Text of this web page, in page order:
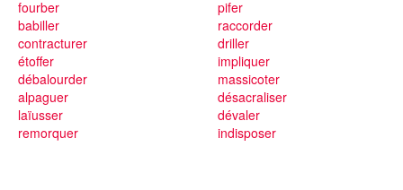
fourber
babiller
contracturer
étoffer
débalourder
alpaguer
laïusser
remorquer
pifer
raccorder
driller
impliquer
massicoter
désacraliser
dévaler
indisposer